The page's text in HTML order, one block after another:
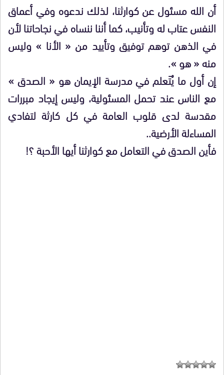
أن الله مسئول عن كوارثنا، لذلك ندعوه وفي أعماق
النفس عتاب له وتأنيب، كما أننا ننساه في نجاحاتنا لأن
في الذهن توهم توفيق وتأييد من « الأنا » وليس
منه « هو ».
إن أول ما يُتَعلم في مدرسة الإيمان هو « الصدق »
مع الناس عند تحمل المسئولية، وليس إيجاد مبررات
مقدسة لدى قلوب العامة في كل كارثة لتفادي
المساءلة الأرضية..
فأين الصدق في التعامل مع كوارثنا أيها الأحبة ؟!